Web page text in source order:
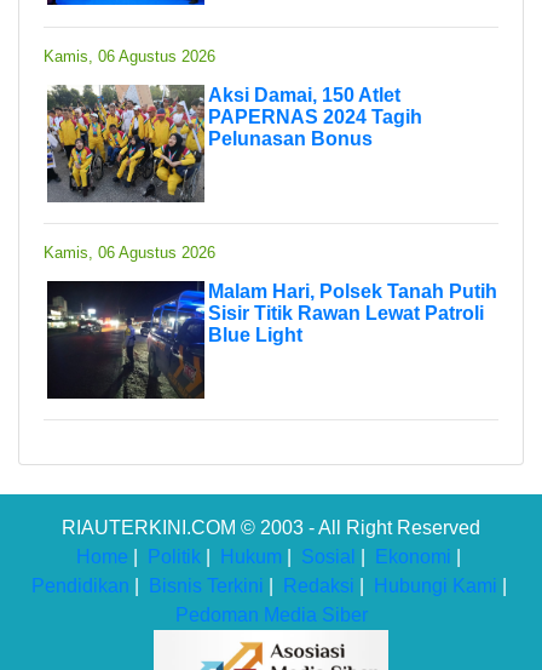
Kamis, 06 Agustus 2026
Aksi Damai, 150 Atlet
PAPERNAS 2024 Tagih
Pelunasan Bonus
Kamis, 06 Agustus 2026
Malam Hari, Polsek Tanah Putih
Sisir Titik Rawan Lewat Patroli
Blue Light
RIAUTERKINI.COM © 2003 - All Right Reserved
Home
Politik Hukum Sosial Ekonomi
Pendidikan
Bisnis Terkini Redaksi Hubungi Kami
Pedoman Media Siber